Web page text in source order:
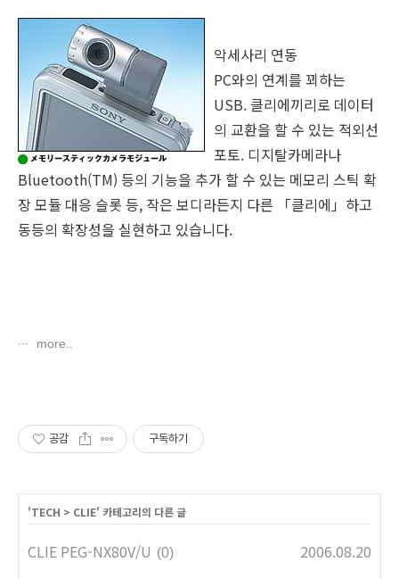
악세사리 연동
PC와의 연계를 꾀하는
USB. 클리에끼리로 데이터
의 교환을 할 수 있는 적외선
포토. 디지탈카메라나
Bluetooth(TM) 등의 기능을 추가 할 수 있는 메모리 스틱 확
장 모듈 대응 슬롯 등, 작은 보디라든지 다른 「클리에」하고
동등의 확장성을 실현하고 있습니다.
more..
공감 구독하기
'TECH > CLIE' 카테고리의 다른 글
CLIE PEG-NX80V/U (0)
2006.08.20